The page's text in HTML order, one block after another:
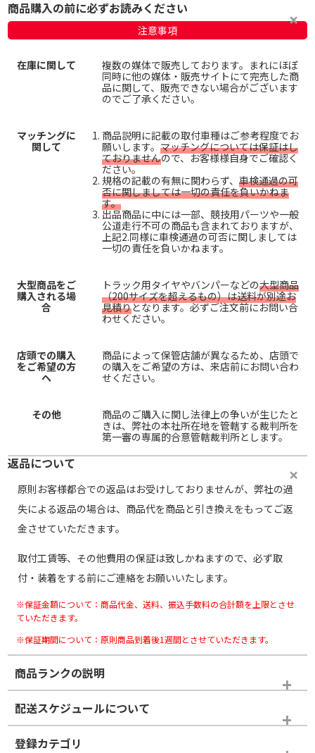
商品購入の前に必ずお読みください
注意事項
在庫に関して
複数の媒体で販売しております。まれにほぼ
同時に他の媒体・販売サイトにて完売した商
品に関して、販売できない場合がございます
のでご了承ください。
マッチングに
関して
商品説明に記載の取付車種はご参考程度でお
願いします。 マッチングについては保証はし
ておりませんので、お客様様自身でご確認く
ださい。
規格の記載の有無に関わらず、 車検通過の可
否に関しましては一切の責任を負いかねま
す。
出品商品に中には一部、競技用パーツや一般
公道走行不可の商品も含まれておりますが、
上記2.同様に車検通過の可否に関しましては
一切の責任を負いかねます。
大型商品をご
購入される場
合
トラック用タイヤやバンパーなどの大型商品
（200サイズを超えるもの）は送料が別途お
見積りとなります。必ずご注文前にお問い合
わせください。
店頭での購入
をご希望の方
へ
商品によって保管店舗が異なるため、店頭で
の購入をご希望の方は、来店前にお問い合わ
せください。
その他
商品のご購入に関し法律上の争いが生じたと
きは、弊社の本社所在地を管轄する裁判所を
第一審の専属的合意管轄裁判所とします。
返品について
原則お客様都合での返品はお受けしておりませんが、弊社の過
失による返品の場合は、商品代を商品と引き換えをもってご返
金させていただきます。
取付工賃等、その他費用の保証は致しかねますので、必ず取
付・装着をする前にご連絡をお願いいたします。
※保証金額について：商品代金、送料、振込手数料の合計額を上限とさせ
ていただきます。
※保証期間について：原則商品到着後1週間とさせていただきます。
商品ランクの説明
※商品ランクは出品者の主観により判断しておりますので、あら
かじめご了承ください。
ホイールランク
配送スケジュールについて
登録カテゴリ